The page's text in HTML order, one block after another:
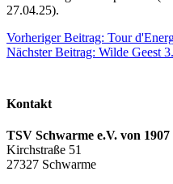
27.04.25).
Vorheriger Beitrag: Tour
Nächster Beitrag: Wilde Geest
Kontakt
TSV Schwarme e.V. von 1907
Kirchstraße 51
27327 Schwarme